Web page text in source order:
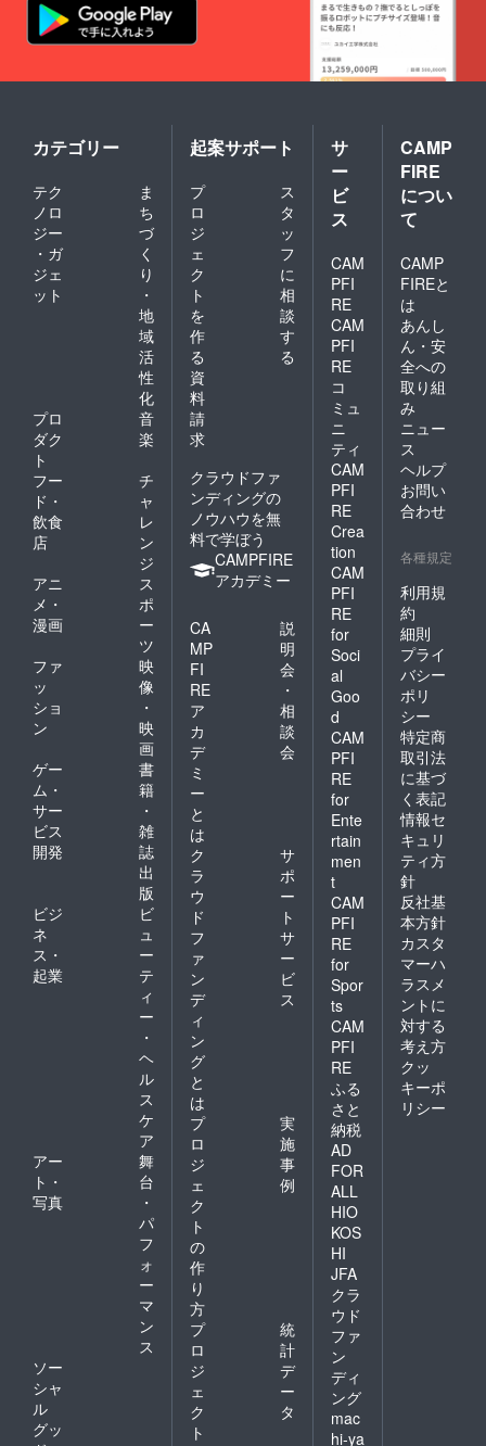
カテゴリー
テク
ノロ
ジー
・ガ
ジェ
ット
ま
ち
づ
く
り
・
地
域
活
性
化
プロ
ダク
ト
音
楽
フー
ド・
飲食
店
チ
ャ
レ
ン
ジ
アニ
メ・
漫画
ス
ポ
ー
ツ
ファ
ッ
ショ
ン
映
像
・
映
画
ゲー
ム・
サー
ビス
開発
書
籍
・
雑
誌
出
版
ビジ
ネ
ス・
起業
ビ
ュ
ー
テ
ィ
ー
・
ヘ
ル
ス
ケ
ア
アー
ト・
写真
舞
台
・
パ
フ
ォ
ー
マ
ン
ス
ソー
シャ
ル
グッ
起案サポート
プ
ロ
ジ
ェ
ク
ト
を
作
る
ス
タ
ッ
フ
に
相
談
す
る
資
料
請
求
クラウドファ
ンディングの
ノウハウを無
料で学ぼう
CAMPFIRE
アカデミー
CA
MP
FI
RE
ア
カ
デ
ミ
ー
と
は
説
明
会
・
相
談
会
ク
ラ
ウ
ド
フ
ァ
ン
デ
ィ
ン
グ
と
は
サ
ポ
ー
ト
サ
ー
ビ
ス
プ
ロ
ジ
ェ
ク
ト
の
作
り
方
実
施
事
例
プ
ロ
ジ
ェ
ク
ト
統
計
デ
ー
タ
サ
ー
ビ
ス
CAM
PFI
RE
CAM
PFI
RE
コ
ミュ
ニ
ティ
CAM
PFI
RE
Crea
tion
CAM
PFI
RE
for
Soci
al
Goo
d
CAM
PFI
RE
for
Ente
rtain
men
t
CAM
PFI
RE
for
Spor
ts
CAM
PFI
RE
ふる
さと
納税
AD
FOR
ALL
HIO
KOS
HI
JFA
クラ
ウド
ファ
ン
ディ
ング
mac
hi-ya
CAMP
FIRE
につい
て
CAMP
FIREと
は
あんし
ん・安
全への
取り組
み
ニュー
ス
ヘルプ
お問い
合わせ
各種規定
利用規
約
細則
プライ
バシー
ポリ
シー
特定商
取引法
に基づ
く表記
情報セ
キュリ
ティ方
針
反社基
本方針
カスタ
マーハ
ラスメ
ントに
対する
考え方
クッ
キーポ
リシー